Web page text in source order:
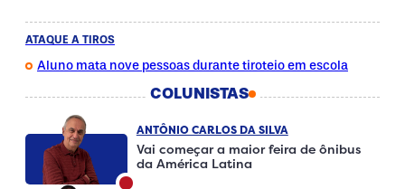
ATAQUE A TIROS
Aluno mata nove pessoas durante tiroteio em escola
COLUNISTAS
ANTÔNIO CARLOS DA SILVA
Vai começar a maior feira de ônibus
da América Latina